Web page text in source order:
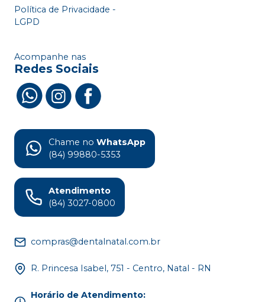
Política de Privacidade -
LGPD
Acompanhe nas
Redes Sociais
Chame no WhatsApp
(84) 99880-5353
Atendimento
(84) 3027-0800
compras@dentalnatal.com.br
R. Princesa Isabel, 751 - Centro, Natal - RN
Horário de Atendimento: